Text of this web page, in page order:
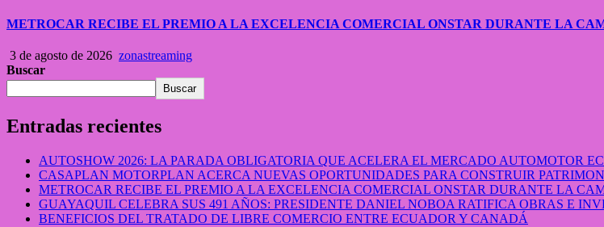
METROCAR RECIBE EL PREMIO A LA EXCELENCIA COMERCIAL ONSTAR DURANTE LA
3 de agosto de 2026 zonastreaming
Buscar
Buscar
Entradas recientes
AUTOSHOW 2026: LA PARADA OBLIGATORIA QUE ACELERA EL MERCADO AUTOMOTOR
CASAPLAN MOTORPLAN ACERCA NUEVAS OPORTUNIDADES PARA CONSTRUIR
METROCAR RECIBE EL PREMIO A LA EXCELENCIA COMERCIAL ONSTAR DURANTE LA
GUAYAQUIL CELEBRA SUS 491 AÑOS: PRESIDENTE DANIEL NOBOA RATIFICA OBRAS E
BENEFICIOS DEL TRATADO DE LIBRE COMERCIO ENTRE ECUADOR Y CANADÁ